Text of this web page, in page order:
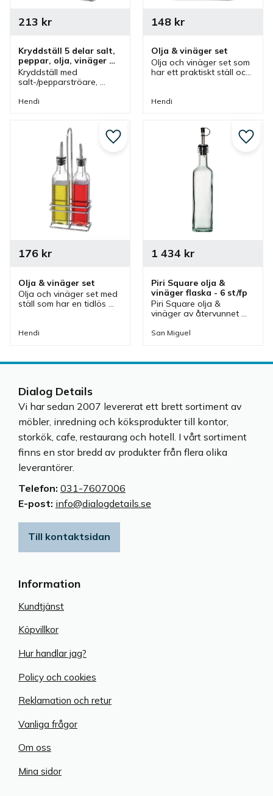
Kryddställ 5 delar salt,
peppar, olja, vinäger
och tandpetare
Kryddställ med
salt-/pepparströare,
vinäger och tandpetare
restaurang och i ett hem.
213 kr
Hendi
Olja & vinäger set
Olja och vinäger set som
har ett praktiskt ställ och
restauranger men även i
148kr
Hendi
Olja & vinäger set
Olja och vinäger set med
ställ som har en tidlös
även i ett hem.
176kr
Hendi
Lägg till i favoriter
Piri Square olja &
vinäger flaska - 6 st/fp
Piri Square olja &
vinäger av återvunnet
design som har
från flaskan.
1 434 kr
San Miguel
Lägg
Information
Kundtjänst
Köpvillkor
Hur handlar jag?
Policy och cookies
Reklamation och retur
Vanliga frågor
Om oss
Mina sidor
Dialog Details
Vi har sedan 2007 levererat ett brett sortiment av
möbler, inredning och köksprodukter till kontor,
storkök, cafe, restaurang och hotell. I vårt sortiment
finns en stor bredd av produkter från flera olika
leverantörer.
Telefon: 031-7607006
E-post: info@dialogdetails.se
Till kontaktsidan